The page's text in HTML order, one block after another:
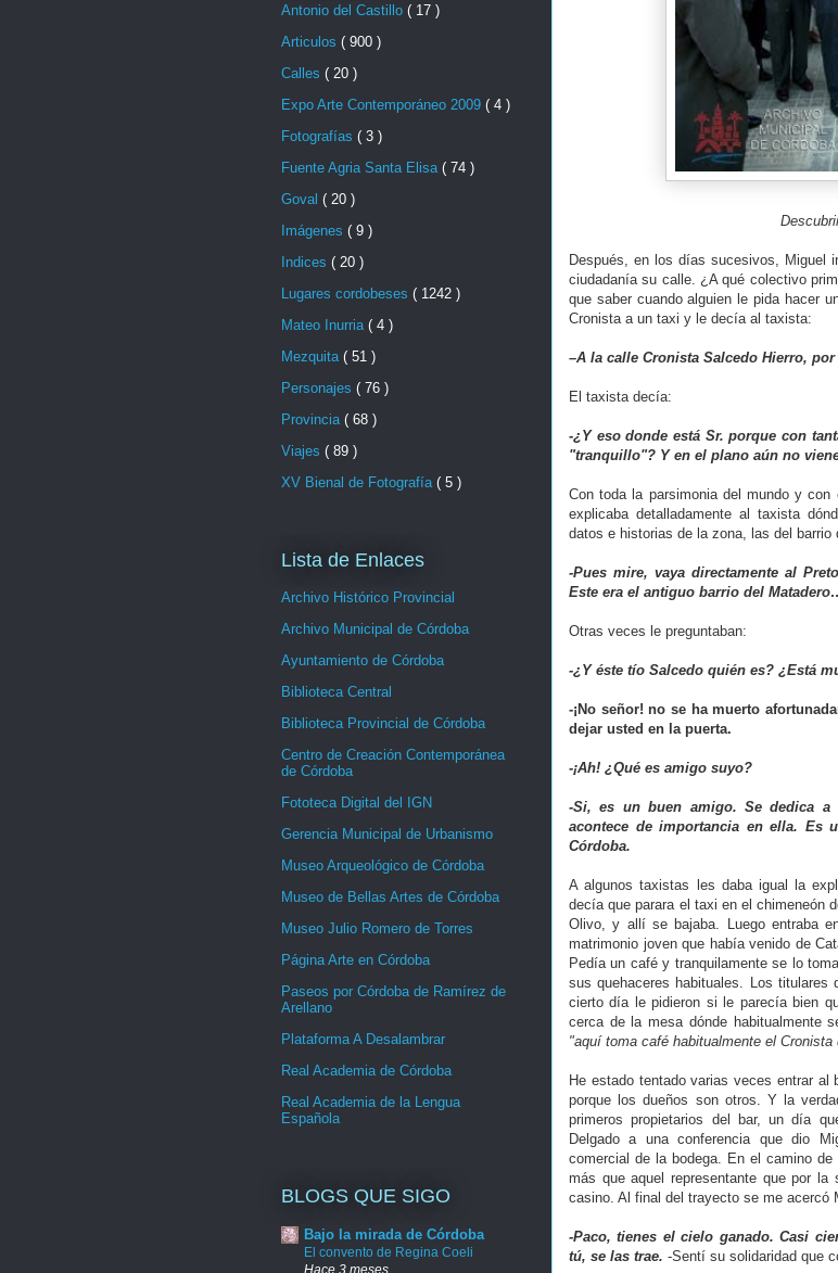
Después, en los días sucesivos, Miguel
ciudadanía su calle. ¿A qué colectivo
que saber cuando alguien le pida hacer
Cronista a un taxi y le decía al taxista:
–A la calle Cronista Salcedo Hierro, por
El taxista decía:
-¿Y eso donde está Sr. porque con
"tranquillo"? Y en el plano aún no
Con toda la parsimonia del mundo y
explicaba detalladamente al taxista
datos e historias de la zona, las del
-Pues mire, vaya directamente al
Este era el antiguo barrio del
Otras veces le preguntaban:
-¿Y éste tío Salcedo quién es? ¿Está
-¡No señor! no se ha muerto
dejar usted en la puerta.
-¡Ah! ¿Qué es amigo suyo?
-Si, es un buen amigo. Se dedica
acontece de importancia en ella.
Córdoba.
A algunos taxistas les daba igual la
decía que parara el taxi en el chimeneón
Olivo, y allí se bajaba. Luego entraba
matrimonio joven que había venido de
Pedía un café y tranquilamente se lo
sus quehaceres habituales. Los
cierto día le pidieron si le parecía bien
cerca de la mesa dónde habitualmente
"aquí toma café habitualmente el Cronista
He estado tentado varias veces entrar
porque los dueños son otros. Y la
primeros propietarios del bar, un día
Delgado a una conferencia que dio
comercial de la bodega. En el camino
más que aquel representante que por
casino. Al final del trayecto se me acercó
-Paco, tienes el cielo ganado. Casi
tú, se las trae. -Sentí su solidaridad que
Antonio del Castillo ( 17 )
Articulos ( 900 )
Calles ( 20 )
Expo Arte Contemporáneo 2009 ( 4 )
Fotografías ( 3 )
Fuente Agria Santa Elisa ( 74 )
Goval ( 20 )
Imágenes ( 9 )
Indices ( 20 )
Lugares cordobeses ( 1242 )
Mateo Inurria ( 4 )
Mezquita ( 51 )
Personajes ( 76 )
Provincia ( 68 )
Viajes ( 89 )
XV Bienal de Fotografía ( 5 )
Lista de Enlaces
Archivo Histórico Provincial
Archivo Municipal de Córdoba
Ayuntamiento de Córdoba
Biblioteca Central
Biblioteca Provincial de Córdoba
Centro de Creación Contemporánea
de Córdoba
Fototeca Digital del IGN
Gerencia Municipal de Urbanismo
Museo Arqueológico de Córdoba
Museo de Bellas Artes de Córdoba
Museo Julio Romero de Torres
Página Arte en Córdoba
Paseos por Córdoba de Ramírez de
Arellano
Plataforma A Desalambrar
Real Academia de Córdoba
Real Academia de la Lengua
Española
BLOGS QUE SIGO
Bajo la mirada de Córdoba
El convento de Regina Coeli
Hace 3 meses